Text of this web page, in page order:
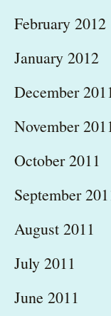
February 2012
January 2012
December
November
October 2011
September
August 2011
July 2011
June 2011